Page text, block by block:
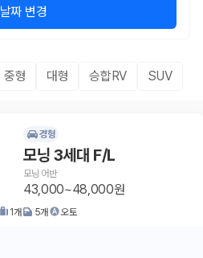
날짜 변경
중형 대형 승합RV SUV
경형
모닝 3세대 F/L
모닝 어반
43,000~48,000원
1개 5개 오토